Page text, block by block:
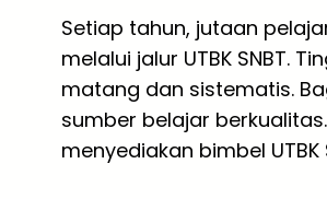
Setiap tahun, jutaan
melalui jalur UTBK SNBT.
matang dan sistematis.
sumber belajar
menyediakan bimbel